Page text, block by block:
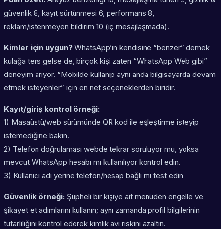
güvenlik 8, kayıt sürtünmesi 6, performans 8,
reklam/istenmeyen bildirim 10 (iç mesajlaşmada).
Kimler için uygun? WhatsApp’ın kendisine “benzer” demek
kulağa ters gelse de, birçok kişi zaten “WhatsApp Web gibi”
deneyim arıyor. “Mobilde kullanıp aynı anda bilgisayarda devam
etmek isteyenler” için en net seçeneklerden biridir.
Kayıt/giriş kontrol örneği:
1) Masaüstü/web sürümünde QR kod ile eşleştirme isteyip
istemediğine bakın.
2) Telefon doğrulaması webde tekrar soruluyor mu, yoksa
mevcut WhatsApp hesabı mı kullanılıyor kontrol edin.
3) Kullanıcı adı yerine telefon/hesap bağlı mı test edin.
Güvenlik örneği: Şüpheli bir kişiye ait menüden engelle ve
şikayet et adımlarını kullanın; aynı zamanda profil bilgilerinin
tutarlılığını kontrol ederek kimlik avı riskini azaltın.